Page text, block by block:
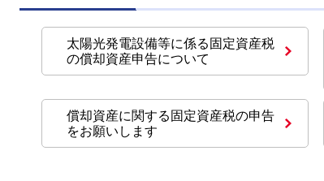
太陽光発電設備等に係る固定資産税
の償却資産申告について
償却資産に関する固定資産税の申告
をお願いします